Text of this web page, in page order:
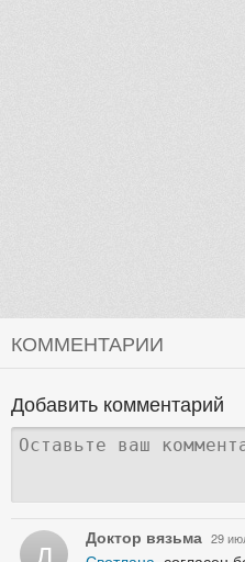
КОММЕНТАРИИ
Добавить комментарий
Доктор вязьма 29